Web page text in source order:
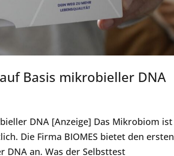
Basis mikrobieller DNA
DNA [Anzeige] Das Mikrobiom ist
Die Firma BIOMES bietet den ersten
DNA an. Was der Selbsttest